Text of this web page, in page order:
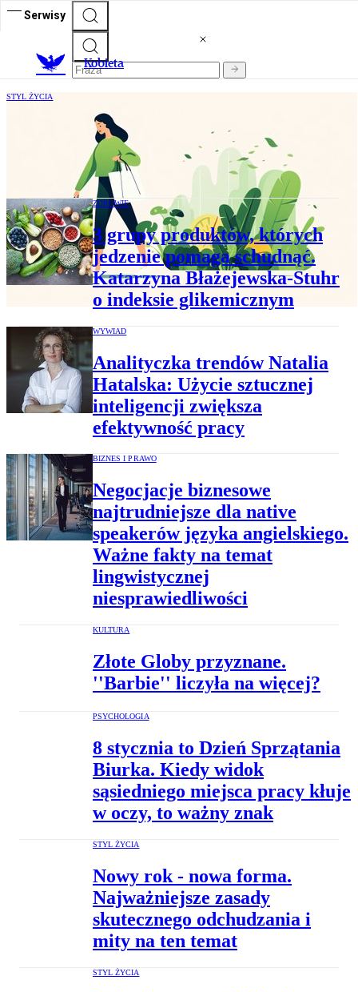
Serwisy
Kobieta
STYL ŻYCIA
Świadomy shopping to mocna strona
przedstawicieli pokolenia Z. Oto, czego
można się od nich nauczyć
ZDROWIE
3 grupy produktów, których
jedzenie pomaga schudnąć.
Katarzyna Błażejewska-Stuhr
o indeksie glikemicznym
WYWIAD
Analityczka trendów Natalia
Hatalska: Użycie sztucznej
inteligencji zwiększa
efektywność pracy
BIZNES I PRAWO
Negocjacje biznesowe
najtrudniejsze dla native
speakerów języka angielskiego.
Ważne fakty na temat
lingwistycznej
niesprawiedliwości
KULTURA
Złote Globy przyznane.
''Barbie'' liczyła na więcej?
PSYCHOLOGIA
8 stycznia to Dzień Sprzątania
Biurka. Kiedy widok
sąsiedniego miejsca pracy kłuje
w oczy, to ważny znak
STYL ŻYCIA
Nowy rok - nowa forma.
Najważniejsze zasady
skutecznego odchudzania i
mity na ten temat
STYL ŻYCIA